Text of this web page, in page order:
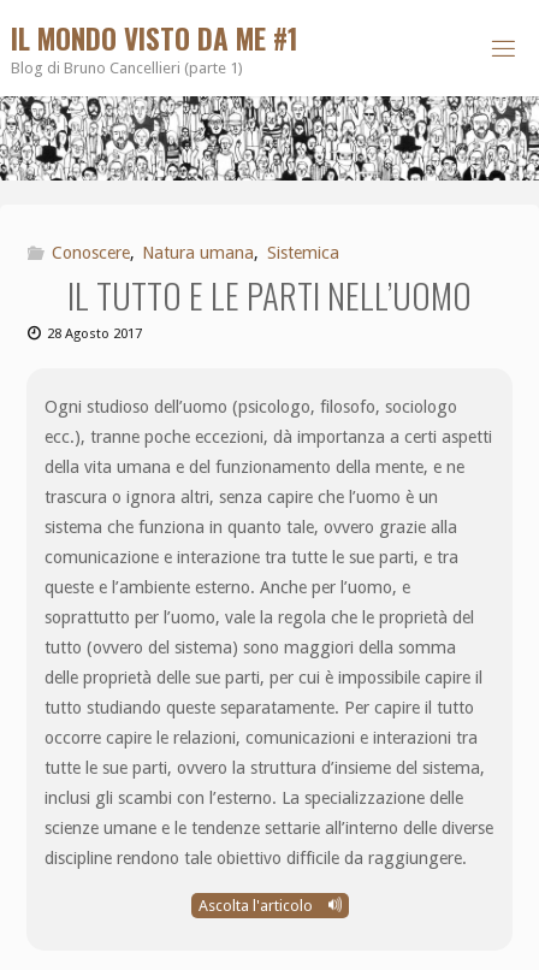
IL MONDO VISTO DA ME #1
Blog di Bruno Cancellieri (parte 1)
Conoscere, Natura umana, Sistemica
IL TUTTO E LE PARTI NELL’UOMO
28 Agosto 2017
Ogni studioso dell’uomo (psicologo, filosofo, sociologo
ecc.), tranne poche eccezioni, dà importanza a certi aspetti
della vita umana e del funzionamento della mente, e ne
trascura o ignora altri, senza capire che l’uomo è un
sistema che funziona in quanto tale, ovvero grazie alla
comunicazione e interazione tra tutte le sue parti, e tra
queste e l’ambiente esterno. Anche per l’uomo, e
soprattutto per l’uomo, vale la regola che le proprietà del
tutto (ovvero del sistema) sono maggiori della somma
delle proprietà delle sue parti, per cui è impossibile capire il
tutto studiando queste separatamente. Per capire il tutto
occorre capire le relazioni, comunicazioni e interazioni tra
tutte le sue parti, ovvero la struttura d’insieme del sistema,
inclusi gli scambi con l’esterno. La specializzazione delle
scienze umane e le tendenze settarie all’interno delle diverse
discipline rendono tale obiettivo difficile da raggiungere.
Ascolta l'articolo